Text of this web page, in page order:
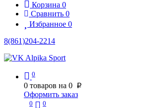
Корзина 0
Сравнить 0
Избранное 0
8(861)204-2214
0
0 товаров на 0 p
Оформить заказ
0 0